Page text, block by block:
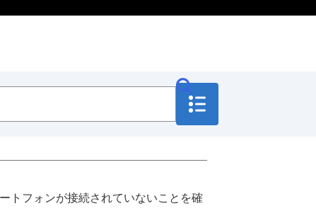
トフォンが接続されていないことを確